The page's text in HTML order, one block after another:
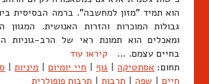
הוא תמיד "מזון למחשבה". ברמה הבסיסית
גבולות המוכרות והזרות האנושית. המגוון
ומאכלים הוא תמונת ראי של הרב-גוניות
בחיים עצמם. … קיראו עוד
תחום: אסתטיקה | גוף | חיי יומיום | מיניות |
חיים | שפה | תרבות | תרבות פופולרית